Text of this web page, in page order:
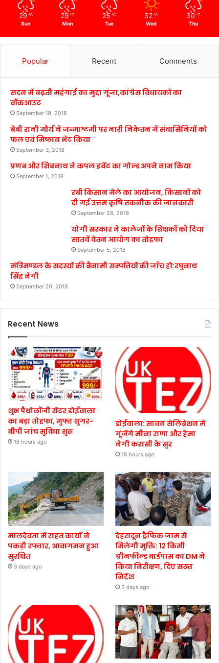
29 ℃
Sun
29 ℃
Mon
25 ℃
Tue
32 ℃
Wed
30 ℃
Thu
Popular Recent Comments
सदन में बढ़ती महंगाई का मुद्दा गूंजा,कांग्रेस विधायकों का
वॉकआउट
September 19, 2018
बेबी रानी मौर्य ने जन्माष्टमी पर नारी निकेतन में संवासिनियों को
फल एवं मिष्ठान भेंट किया
September 3, 2018
प्रणब और शिबनाथ ने कपल इवेंट का गोल्ड अपने नाम किया
September 1, 2018
रबी किसान मेले का आयोजन, किसानों को
दी गई उत्तम कृषि तकनीक की जानकारी
September 28, 2018
योगी सरकार ने कालेजों के शिक्षकों को दिया
सातवें वेतन आयोग का तोहफा
September 5, 2018
मंत्रिमण्डल के सदस्यों की बैनामी सम्पत्तियों की जाँच हो:रघुनाथ
सिंह नेगी
September 20, 2018
Recent News
शुभ पैथोलॉजी सेंटर डोईवाला
का बड़ा तोहफा, मुफ्त शुगर-
बीपी जांच सुविधा शुरू
18 hours ago
डोईवाला: सावन सेलिब्रेशन में
गूंजेंगे मीना राणा और हेमा
नेगी करासी के सुर
18 hours ago
मालदेवता में राहत कार्यों ने
पकड़ी रफ्तार, आवागमन हुआ
सुरक्षित
3 days ago
देहरादून ट्रैफिक जाम से
मिलेगी मुक्ति: 12 किमी
ग्रीनफील्ड बाईपास का DM ने
किया निरीक्षण, दिए सख्त
निर्देश
3 days ago